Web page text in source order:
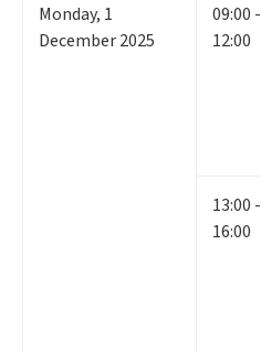
Monday, 1
December 2025
09:00 -
12:00
13:00 -
16:00